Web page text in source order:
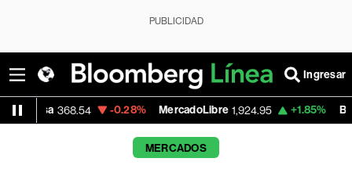
PUBLICIDAD
Ingresar
-0.28% MercadoLibre 1,924.95 +1.85% Banco de
MERCADOS